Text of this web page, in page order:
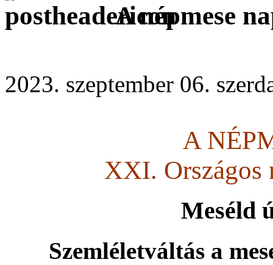
A népmese
2023. szeptember 06.
A
XXI. Országos
Meséld
Szemléletváltás a